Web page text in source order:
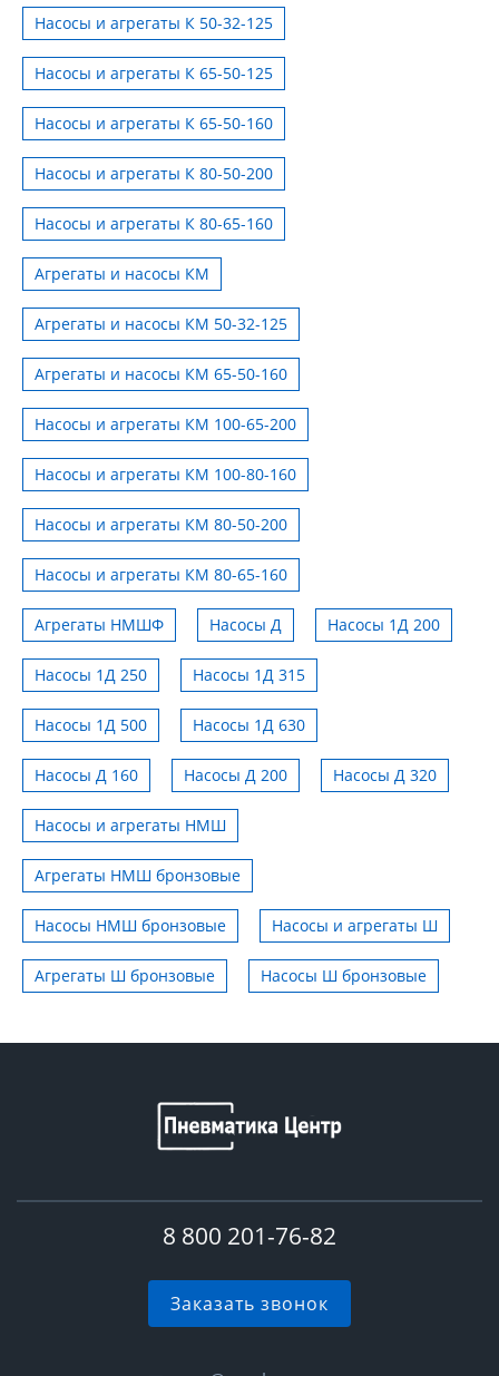
Насосы и агрегаты К 50-32-125
Насосы и агрегаты К 65-50-125
Насосы и агрегаты К 65-50-160
Насосы и агрегаты К 80-50-200
Насосы и агрегаты К 80-65-160
Агрегаты и насосы КМ
Агрегаты и насосы КМ 50-32-125
Агрегаты и насосы КМ 65-50-160
Насосы и агрегаты КМ 100-65-200
Насосы и агрегаты КМ 100-80-160
Насосы и агрегаты КМ 80-50-200
Насосы и агрегаты КМ 80-65-160
Агрегаты НМШФ Насосы Д Насосы 1Д 200
Насосы 1Д 250 Насосы 1Д 315
Насосы 1Д 500 Насосы 1Д 630
Насосы Д 160 Насосы Д 200 Насосы Д 320
Насосы и агрегаты НМШ
Агрегаты НМШ бронзовые
Насосы НМШ бронзовые Насосы и агрегаты Ш
Агрегаты Ш бронзовые Насосы Ш бронзовые
8 800 201-76-82
Заказать звонок